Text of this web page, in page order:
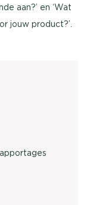
aan?’ en ‘Wat
jouw product?’.